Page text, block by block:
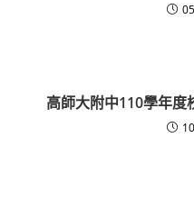
高師大附中110學年度